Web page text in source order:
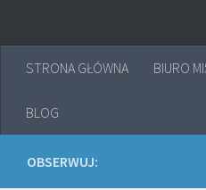
STRONA GŁÓWNA BIURO
BLOG
OBSERWUJ: